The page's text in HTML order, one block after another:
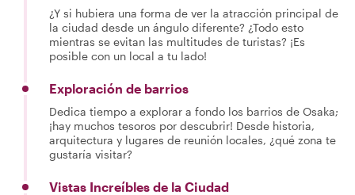
¿Y si hubiera una forma de ver la atracción principal de
la ciudad desde un ángulo diferente? ¿Todo esto
mientras se evitan las multitudes de turistas? ¡Es
posible con un local a tu lado!
Exploración de barrios
Dedica tiempo a explorar a fondo los barrios de Osaka;
¡hay muchos tesoros por descubrir! Desde historia,
arquitectura y lugares de reunión locales, ¿qué zona te
gustaría visitar?
Vistas Increíbles de la Ciudad